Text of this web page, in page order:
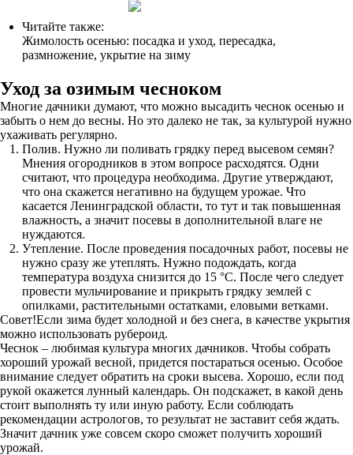
Читайте также:
Жимолость осенью: посадка и уход, пересадка,
размножение, укрытие на зиму
Уход за озимым чесноком
Многие дачники думают, что можно высадить чеснок осенью и
забыть о нем до весны. Но это далеко не так, за культурой нужно
ухаживать регулярно.
Полив. Нужно ли поливать грядку перед высевом семян?
Мнения огородников в этом вопросе расходятся. Одни
считают, что процедура необходима. Другие утверждают,
что она скажется негативно на будущем урожае. Что
касается Ленинградской области, то тут и так повышенная
влажность, а значит посевы в дополнительной влаге не
нуждаются.
Утепление. После проведения посадочных работ, посевы не
нужно сразу же утеплять. Нужно подождать, когда
температура воздуха снизится до 15 °С. После чего следует
провести мульчирование и прикрыть грядку землей с
опилками, растительными остатками, еловыми ветками.
Совет!Если зима будет холодной и без снега, в качестве укрытия
можно использовать рубероид.
Чеснок – любимая культура многих дачников. Чтобы собрать
хороший урожай весной, придется постараться осенью. Особое
внимание следует обратить на сроки высева. Хорошо, если под
рукой окажется лунный календарь. Он подскажет, в какой день
стоит выполнять ту или иную работу. Если соблюдать
рекомендации астрологов, то результат не заставит себя ждать.
Значит дачник уже совсем скоро сможет получить хороший
урожай.